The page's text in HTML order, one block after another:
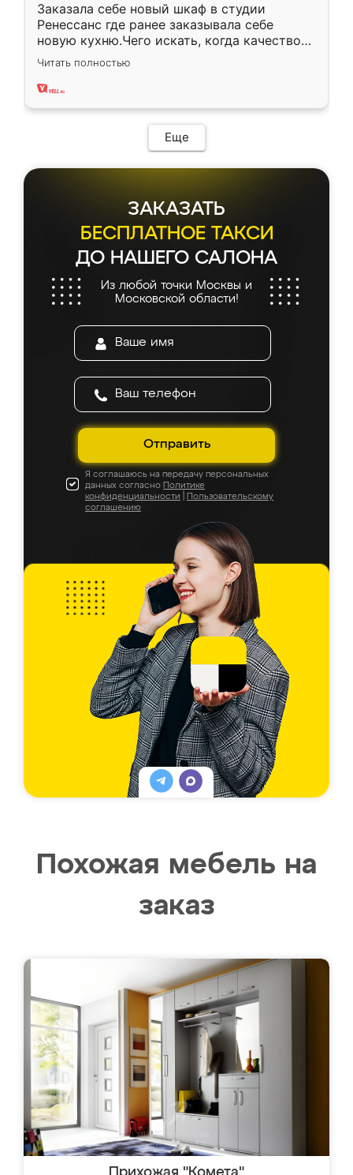
Заказала себе новый шкаф в студии
Ренессанс где ранее заказывала себе
новую кухню.Чего искать, когда качеством
вполне довольна. Служит кухня уже почти
два года, нареканий нет.
Читать полностью
Еще
ЗАКАЗАТЬ
БЕСПЛАТНОЕ ТАКСИ
ДО НАШЕГО САЛОНА
Из любой точки Москвы и
Московской области!
Отправить
Я соглашаюсь на передачу персональных
данных согласно Политике
конфиденциальности
Пользовательскому
соглашению
Похожая мебель на
заказ